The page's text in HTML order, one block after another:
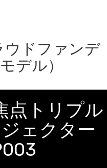
ウドファンデ
デル）
点トリプル
ェクター